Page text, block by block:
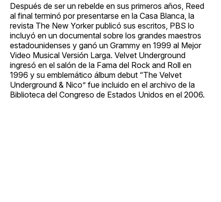
Después de ser un rebelde en sus primeros años, Reed
al final terminó por presentarse en la Casa Blanca, la
revista The New Yorker publicó sus escritos, PBS lo
incluyó en un documental sobre los grandes maestros
estadounidenses y ganó un Grammy en 1999 al Mejor
Video Musical Versión Larga. Velvet Underground
ingresó en el salón de la Fama del Rock and Roll en
1996 y su emblemático álbum debut “The Velvet
Underground & Nico” fue incluido en el archivo de la
Biblioteca del Congreso de Estados Unidos en el 2006.